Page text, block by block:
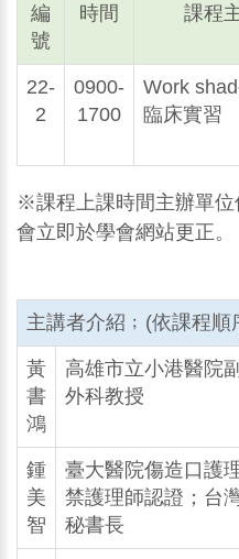
編
號
時間 課程
22-
2
0900-
1700
Work
臨床實習
※課程上課時間主辦單
會立即於學會網站更正。
主講者介紹﹔(依課程順
黃
書
鴻
高雄市立小港醫院
外科教授
鍾
美
智
臺大醫院傷造口護
禁護理師認證；台
秘書長